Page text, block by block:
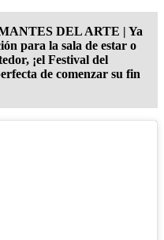
DEL ARTE | Ya
para la sala de estar o
¡el Festival del
de comenzar su fin